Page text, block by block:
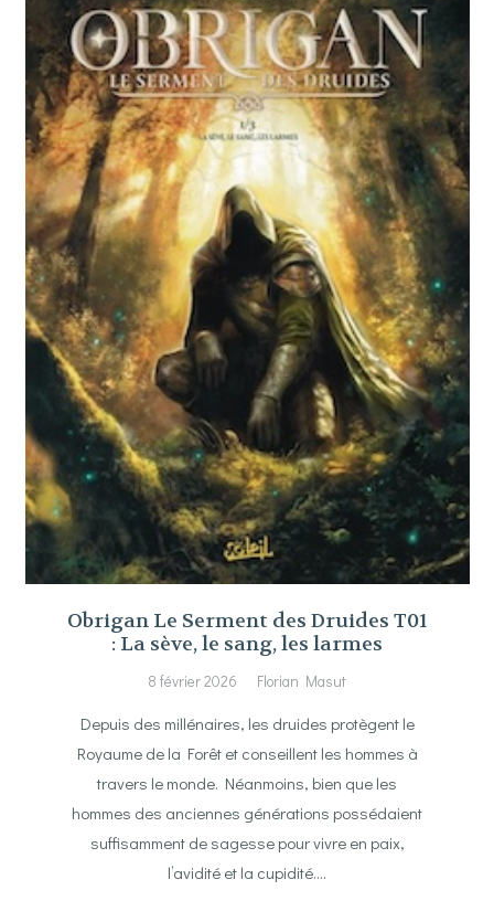
Obrigan Le Serment des Druides T01
: La sève, le sang, les larmes
8 février 2026 Florian Masut
Depuis des millénaires, les druides protègent le
Royaume de la Forêt et conseillent les hommes à
travers le monde. Néanmoins, bien que les
hommes des anciennes générations possédaient
suffisamment de sagesse pour vivre en paix,
l’avidité et la cupidité….